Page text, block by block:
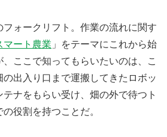
ォークリフト。作業の流れに関す
マート農業 」をテーマにこれから始
ここで知ってもらいたいのは、こ
出入り口まで運搬してきたロボッ
テナをもらい受け、畑の外で待つト
役割を持つことだ。